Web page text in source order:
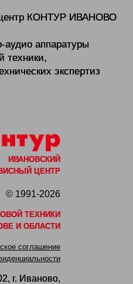
КОНТУР ИВАНОВО
аудио аппаратуры
техники,
экспертиз
ИВАНОВСКИЙ
ЦЕНТР
© 1991-2026
ТЕХНИКИ
И ОБЛАСТИ
соглашение
г. Иваново,